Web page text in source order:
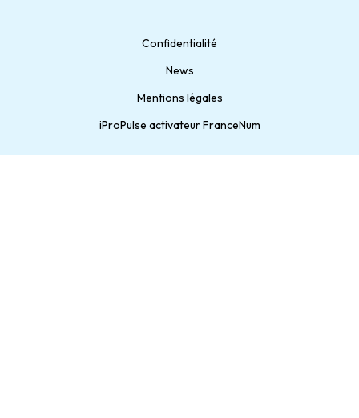
Confidentialité
News
Mentions légales
iProPulse activateur FranceNum